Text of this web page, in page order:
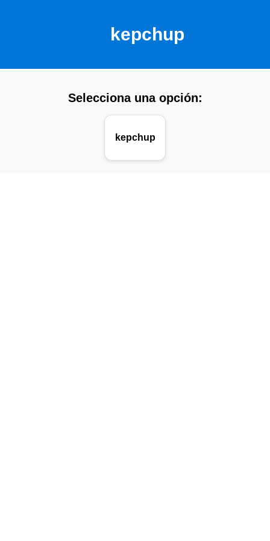
kepchup
Selecciona una opción:
kepchup